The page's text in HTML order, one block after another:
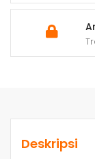
Deskripsi